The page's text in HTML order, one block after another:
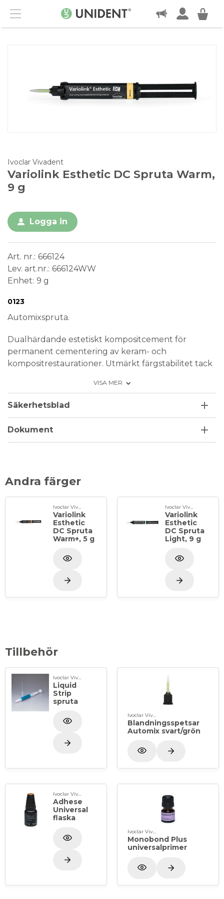
Menu
KONTAKT
Ivoclar Vivadent
Variolink Esthetic DC Spruta Warm,
9 g
Logga in
Art. nr. 666124
Lev. art.nr. 666124WW
Enhet 9 g
Medical Device
0123
Automixspruta.
Dualhärdande estetiskt kompositcement för
permanent cementering av keram- och
kompositrestaurationer. Utmärkt färgstabilitet tack
Ivocerin. Hög röntgenkontrast. Förvaring i
rumstemperatur.
Permanent adhesiv cementering av
appliceringsspetsar
VISA MER
Säkerhetsblad
Dokument
Andra färger
Ivoclar Vivadent
Variolink
Esthetic
DC Spruta
Warm+, 5 g
Ivoclar Vivadent
Variolink
Esthetic
DC Spruta
Light, 9 g
Tillbehör
Ivoclar Vivadent
Liquid
Strip
spruta
Ivoclar Vivadent
Blandningsspetsar
Automix svart/grön
Ivoclar Vivadent
Adhese
Universal
flaska
Ivoclar Vivadent
Monobond Plus
universalprimer